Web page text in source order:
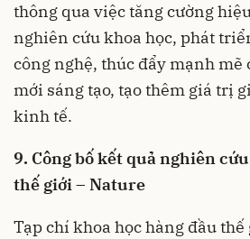
thông qua việc tăng cường
nghiên cứu khoa học, phát
công nghệ, thúc đẩy mạnh mẽ
mới sáng tạo, tạo thêm giá trị
kinh tế.
9. Công bố kết quả nghiên
thế giới – Nature
Tạp chí khoa học hàng đầu